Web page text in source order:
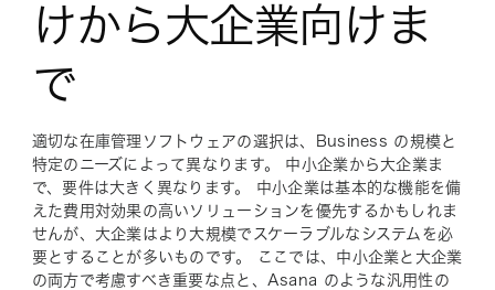
けから大企業向けま
で
適切な在庫管理ソフトウェアの選択は、Business の規模と
特定のニーズによって異なります。 中小企業から大企業ま
で、要件は大きく異なります。 中小企業は基本的な機能を備
えた費用対効果の高いソリューションを優先するかもしれま
せんが、大企業はより大規模でスケーラブルなシステムを必
要とすることが多いものです。 ここでは、中小企業と大企業
の両方で考慮すべき重要な点と、Asana のような汎用性の